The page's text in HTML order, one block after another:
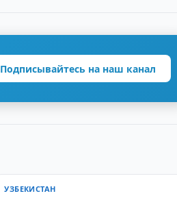
Подписывайтесь на наш канал
УЗБЕКИСТАН